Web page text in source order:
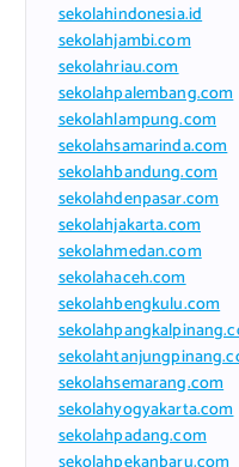
sekolahindonesia.id
sekolahjambi.com
sekolahriau.com
sekolahpalembang.com
sekolahlampung.com
sekolahsamarinda.com
sekolahbandung.com
sekolahdenpasar.com
sekolahjakarta.com
sekolahmedan.com
sekolahaceh.com
sekolahbengkulu.com
sekolahsemarang.com
sekolahyogyakarta.com
sekolahpadang.com